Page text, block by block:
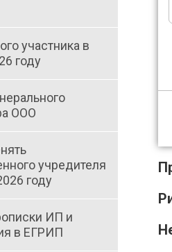
участника в
году
ООО
учредителя
году
ИП и
в ЕГРИП